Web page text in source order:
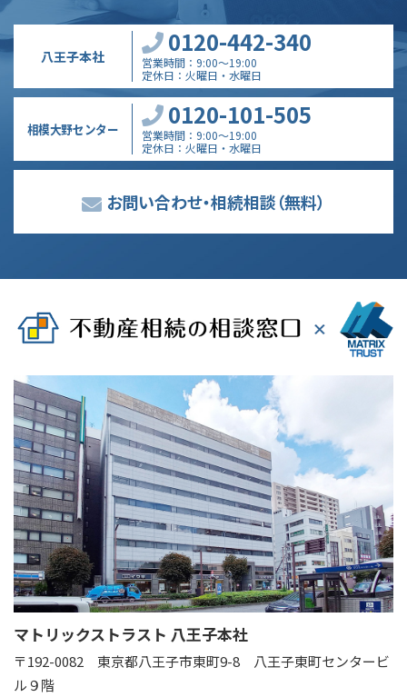
八王子本社 0120-442-340
営業時間
9:00～19:00
定休日
火曜日・水曜日
相模大野センター 0120-101-505
営業時間
9:00～19:00
定休日
火曜日・水曜日
お問い合わせ・相続相談（無料）
マトリックストラスト 八王子本社
〒192-0082 東京都八王子市東町9-8 八王子東町センタービ
ル９階